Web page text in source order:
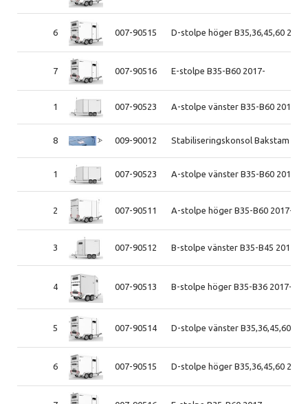
6 007-90515 D-stolpe höger B35,36,45,60
7 007-90516 E-stolpe B35-B60 2017-
1 007-90523 A-stolpe vänster B35-B60 2017-
8 009-90012 Stabiliseringskonsol Bakstam
1 007-90523 A-stolpe vänster B35-B60 2017-
2 007-90511 A-stolpe höger B35-B60 2017-
3 007-90512 B-stolpe vänster B35-B45 2017-
4 007-90513 B-stolpe höger B35-B36 2017-
5 007-90514 D-stolpe vänster B35,36,45,60
6 007-90515 D-stolpe höger B35,36,45,60